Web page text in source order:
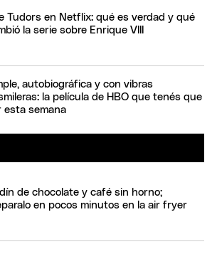
Tudors en Netflix: qué es verdad y qué
la serie sobre Enrique VIII
autobiográfica y con vibras
la película de HBO que tenés que
esta semana
de chocolate y café sin horno;
en pocos minutos en la air fryer